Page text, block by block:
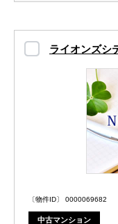
ライオンズシ
〔物件ID〕 0000069682
中古マンション